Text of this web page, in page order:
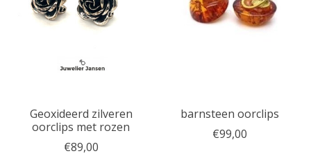
Geoxideerd zilveren
oorclips met rozen
€89,00
barnsteen oorclips
€99,00